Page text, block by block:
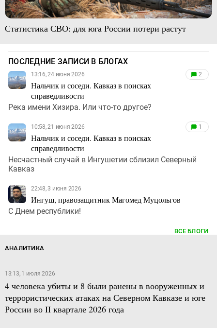
Статистика СВО: для юга России потери растут
ПОСЛЕДНИЕ ЗАПИСИ В БЛОГАХ
13:16, 24 июня 2026
Нальчик и соседи. Кавказ в поисках
справедливости
2
Река имени Хизира. Или что-то другое?
10:58, 21 июня 2026
Нальчик и соседи. Кавказ в поисках
справедливости
1
Несчастный случай в Ингушетии сблизил Северный
Кавказ
22:48, 3 июня 2026
Ингуш, правозащитник Магомед Муцольгов
С Днем республики!
ВСЕ БЛОГИ
АНАЛИТИКА
13:13, 1 июля 2026
4 человека убиты и 8 были ранены в вооруженных и
террористических атаках на Северном Кавказе и юге
России во II квартале 2026 года